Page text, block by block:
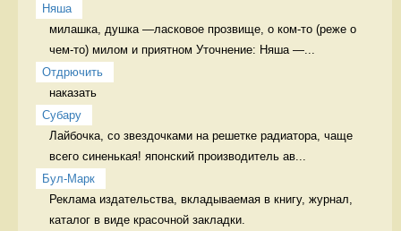
Няша
милашка, душка —ласковое прозвище, о ком-то (реже о
чем-то) милом и приятном Уточнение: Няша —...
Отдрючить
наказать
Cубару
Лайбочка, со звездочками на решетке радиатора, чаще
всего синенькая! японский производитель ав...
Бул-Марк
Реклама издательства, вкладываемая в книгу, журнал,
каталог в виде красочной закладки.